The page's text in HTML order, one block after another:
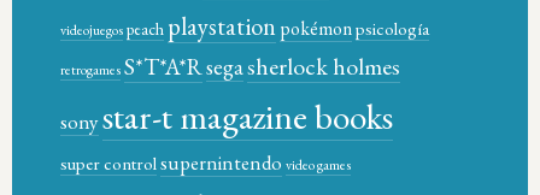
videojuegospeach playstationpokémonpsicología
retrogamesS*T*A*Rsegasherlock holmes
sonystar-t magazine books
super control supernintendo video games